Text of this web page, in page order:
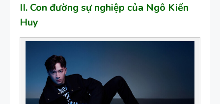
II. Con đường sự nghiệp của Ngô Kiến
Huy